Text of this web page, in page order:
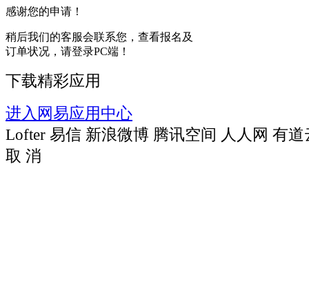
感谢您的申请！
稍后我们的客服会联系您，查看报名及
订单状况，请登录PC端！
下载精彩应用
进入网易应用中心
Lofter 易信 新浪微博 腾讯空间 人人网 有道
取 消